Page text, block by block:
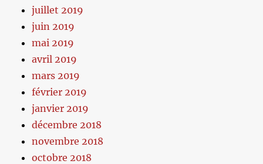
juillet 2019
juin 2019
mai 2019
avril 2019
mars 2019
février 2019
janvier 2019
décembre 2018
novembre 2018
octobre 2018